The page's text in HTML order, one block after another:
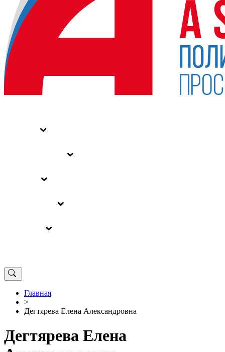
Главная
>
Дегтярева Елена Александровна
Дегтярева Елена